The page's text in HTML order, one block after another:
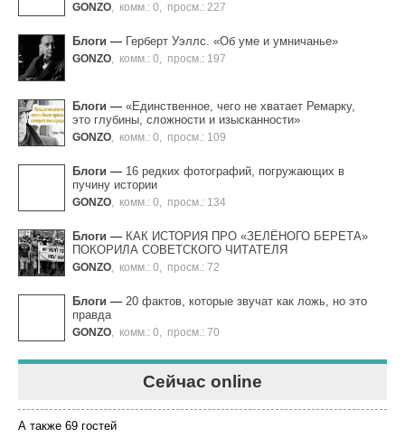
GONZO комм.: 0 просм.: 227
Блоги — Герберт Уэллс. «Об уме и умничанье»
GONZO комм.: 0 просм.: 197
Блоги — «Единственное, чего не хватает Ремарку,
это глубины, сложности и изысканности»
GONZO комм.: 0 просм.: 109
Блоги — 16 редких фотографий, погружающих в
пучину истории
GONZO комм.: 0 просм.: 134
Блоги — КАК ИСТОРИЯ ПРО «ЗЕЛЁНОГО БЕРЕТА»
ПОКОРИЛА СОВЕТСКОГО ЧИТАТЕЛЯ
GONZO комм.: 0 просм.: 72
Блоги — 20 фактов, которые звучат как ложь, но это
правда
GONZO комм.: 0 просм.: 70
Сейчас online
А также 69 гостей